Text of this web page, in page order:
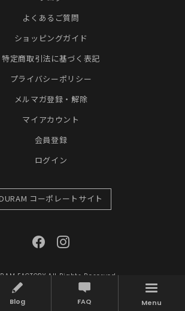
よくあるご質問
ショッピングガイド
特定商取引法に基づく表記
プライバシーポリシー
メルマガ登録・解除
マイアカウント
会員登録
ログイン
コーポレートサイト
FACTORY All Rights Reserved.
Blog FAQ Menu